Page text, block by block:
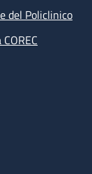
del Policlinico